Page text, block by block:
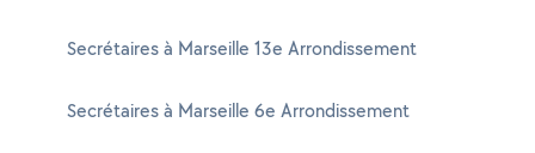
Secrétaires à Marseille 13e Arrondissement
Secrétaires à Marseille 6e Arrondissement